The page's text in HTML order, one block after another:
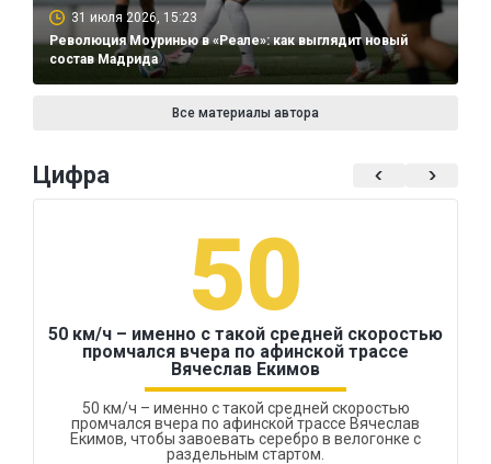
31 июля 2026, 15:23
Революция Моуринью в «Реале»: как выглядит новый
состав Мадрида
Все материалы автора
Цифра
50
50 км/ч – именно с такой средней скоростью
промчался вчера по афинской трассе
Вячеслав Екимов
50 км/ч – именно с такой средней скоростью
промчался вчера по афинской трассе Вячеслав
Екимов, чтобы завоевать серебро в велогонке с
раздельным стартом.